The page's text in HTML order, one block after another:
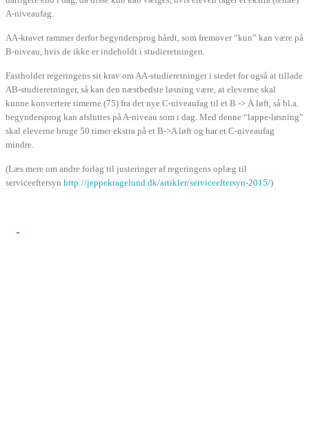
A-niveaufag.
AA-kravet rammer derfor begyndersprog hårdt, som fremover “kun” kan være på
B-niveau, hvis de ikke er indeholdt i studieretningen.
Fastholder regeringens sit krav om AA-studieretninger i stedet for også at tillade
AB-studieretninger, så kan den næstbedste løsning være, at eleverne skal
kunne konvertere timerne (75) fra det nye C-niveaufag til et B -> A løft, så bl.a.
begyndersprog kan afsluttes på A-niveau som i dag. Med denne “lappe-løsning”
skal eleverne bruge 50 timer ekstra på et B->A løft og har et C-niveaufag
mindre.
(Læs mere om andre forlag til justeringer af regeringens oplæg til
serviceeftersyn http://jeppekragelund.dk/artikler/serviceeftersyn-2015/)